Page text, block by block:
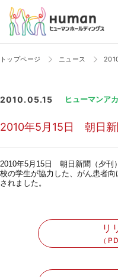
トップページ ニュース
2010.05.15 ヒューマンア
2010年5月15日 朝日新
2010年5月15日 朝日新聞（夕刊
校の学生が協力した、がん患者
されました。
リ
（